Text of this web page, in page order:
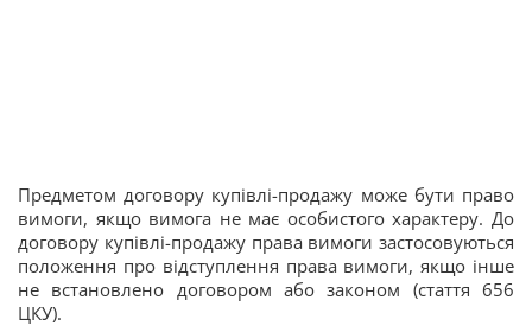
Предметом договору купівлі-продажу може бути право
вимоги, якщо вимога не має особистого характеру. До
договору купівлі-продажу права вимоги застосовуються
положення про відступлення права вимоги, якщо інше
не встановлено договором або законом (стаття 656
ЦКУ).